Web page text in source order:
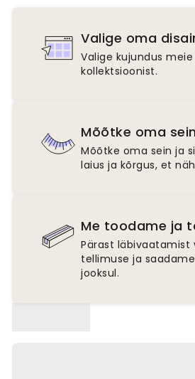
Valige oma
Valige kujundus
kollektsioonist.
Mõõtke oma
Mõõtke oma sein ja
laius ja kõrgus, et
Me toodame ja
Pärast
tellimuse ja
jooksul.